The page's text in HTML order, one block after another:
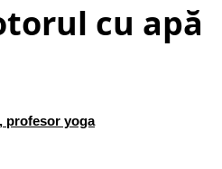
cu apă
profesor yoga